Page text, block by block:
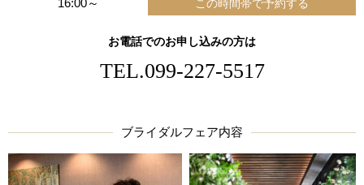
16:00～
お電話でのお申し込みの方は
TEL.099-227-5517
ブライダルフェア内容